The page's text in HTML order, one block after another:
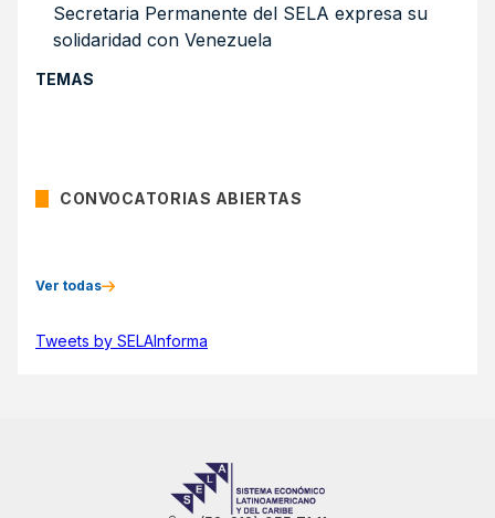
Secretaria Permanente del SELA expresa su
solidaridad con Venezuela
TEMAS
CONVOCATORIAS ABIERTAS
Ver todas
Tweets by SELAInforma